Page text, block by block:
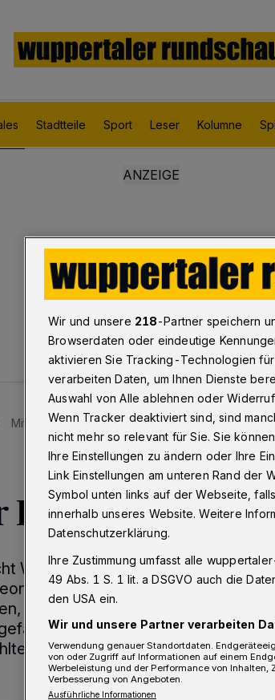
Stadtteile Sport Leser Kolumne
Mit der Polizei vor den Kadi
Polizei vor den
Wuppertal lässt einen
Szene zu seinem nächsten
weil er am Freitag (15. Mai 2015)
Körperverletzung,
Wir und unsere 218-Partner speichern
Browserdaten oder eindeutige
aktivieren Sie Tracking-Technologien
verarbeiten Daten, um Ihnen Dienste
Auswahl von Alle ablehnen oder
Wenn Tracker deaktiviert sind, sind
nicht mehr so relevant für Sie. Sie
Ihre Einstellungen zu ändern oder Ihre
Link Einstellungen am unteren Rand
Symbol unten links auf der Webseite,
innerhalb unseres Website. Weitere
Datenschutzerklärung.
Ihre Zustimmung umfasst alle
49 Abs. 1 S. 1 lit. a DSGVO auch die
den USA ein.
Wir und unsere Partner verarbeiten
Verwendung genauer Standortdaten.
von oder Zugriff auf Informationen auf einem
Werbeleistung und der Performance von
Verbesserung von Angeboten.
Ausführliche Informationen